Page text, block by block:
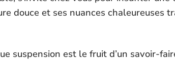
douce et ses nuances chaleureuses
suspension est le fruit d’un savoir-